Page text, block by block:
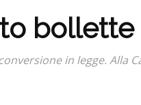
bollette
in legge. Alla